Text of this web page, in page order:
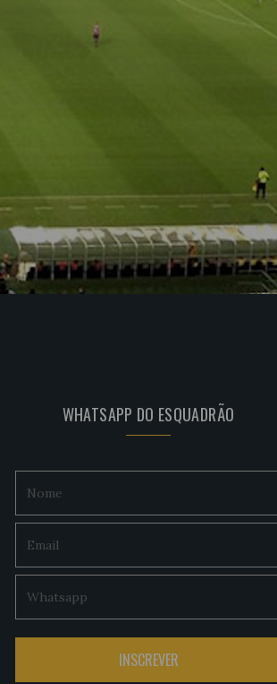
WHATSAPP DO ESQUADRÃO